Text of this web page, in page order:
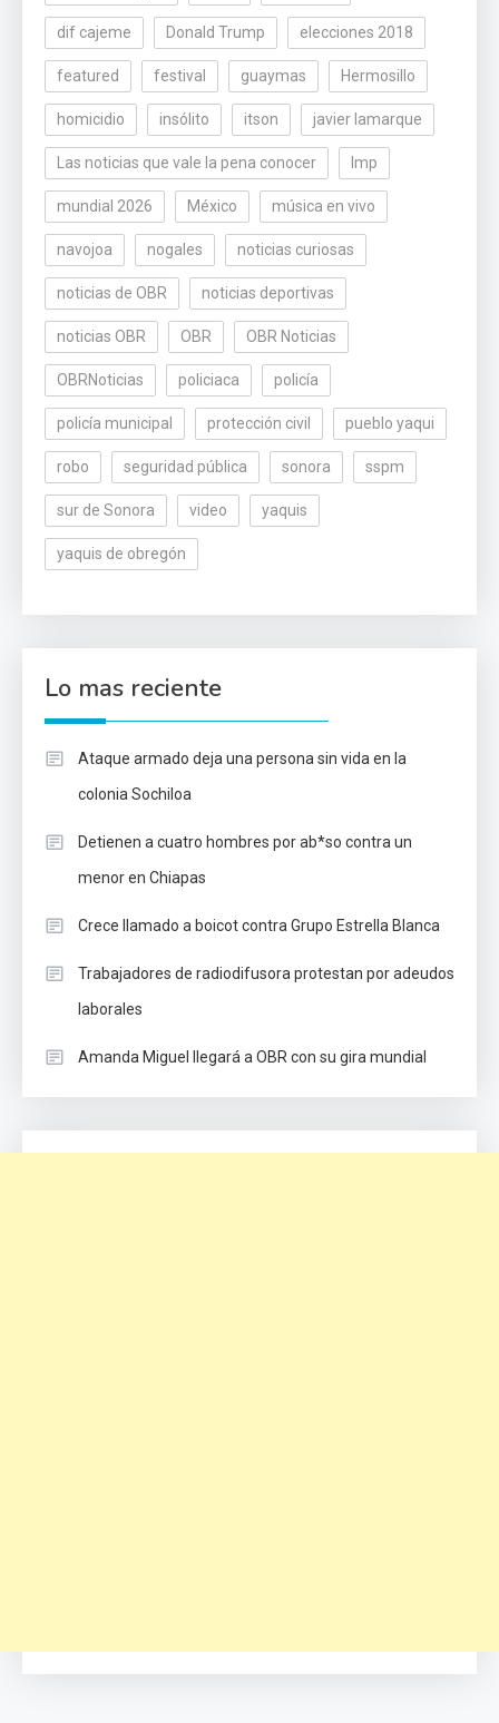
dif cajeme Donald Trump elecciones 2018
featured festival guaymas Hermosillo
homicidio insólito itson javier lamarque
Las noticias que vale la pena conocer lmp
mundial 2026 México música en vivo
navojoa nogales noticias curiosas
noticias de OBR noticias deportivas
noticias OBR OBR OBR Noticias
OBRNoticias policiaca policía
policía municipal protección civil pueblo yaqui
robo seguridad pública sonora sspm
sur de Sonora video yaquis
yaquis de obregón
Lo mas reciente
Ataque armado deja una persona sin vida en la
colonia Sochiloa
Detienen a cuatro hombres por ab*so contra un
menor en Chiapas
Crece llamado a boicot contra Grupo Estrella Blanca
Trabajadores de radiodifusora protestan por adeudos
laborales
Amanda Miguel llegará a OBR con su gira mundial